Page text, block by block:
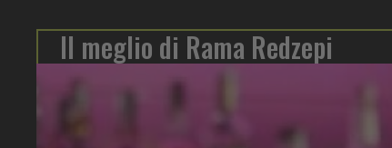
Il meglio di Rama Redzepi